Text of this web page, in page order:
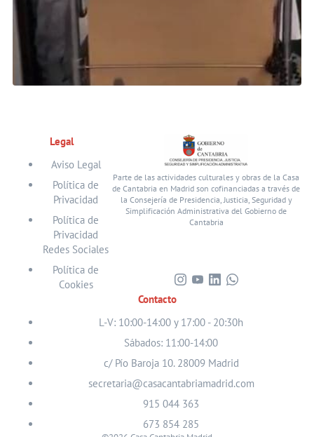
Legal
Aviso Legal
Política de
Privacidad
Política de
Privacidad
Redes Sociales
Política de
Cookies
Parte de las actividades culturales y obras de la Casa
de Cantabria en Madrid son cofinanciadas a través de
la Consejería de Presidencia, Justicia, Seguridad y
Simplificación Administrativa del Gobierno de
Cantabria
Visita
perfil
en
Instagram
Visita
perfil
en
Youtube
Visita
perfil
en
Linkedin
Visita
perfil
WhatsApp
Contacto
L-V: 10:00-14:00 y 17:00 - 20:30h
Sábados: 11:00-14:00
c/ Pío Baroja 10. 28009 Madrid
secretaria@casacantabriamadrid.com
915 044 363
673 854 285